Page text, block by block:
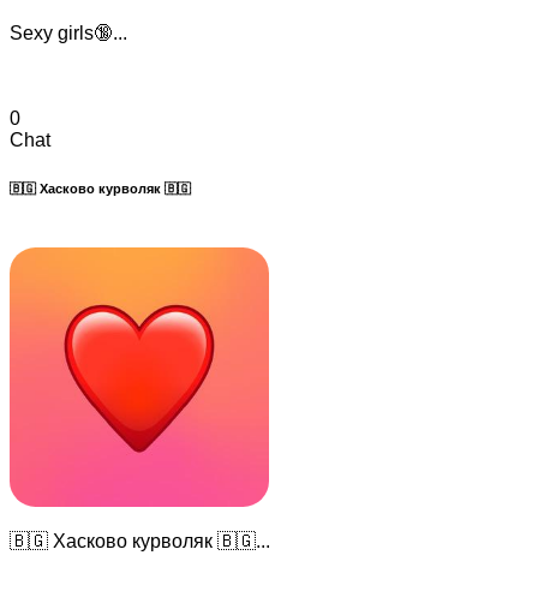
Sexy girls🔞...
0
Chat
🇧🇬 Хасково курволяк 🇧🇬
🇧🇬 Хасково курволяк 🇧🇬...